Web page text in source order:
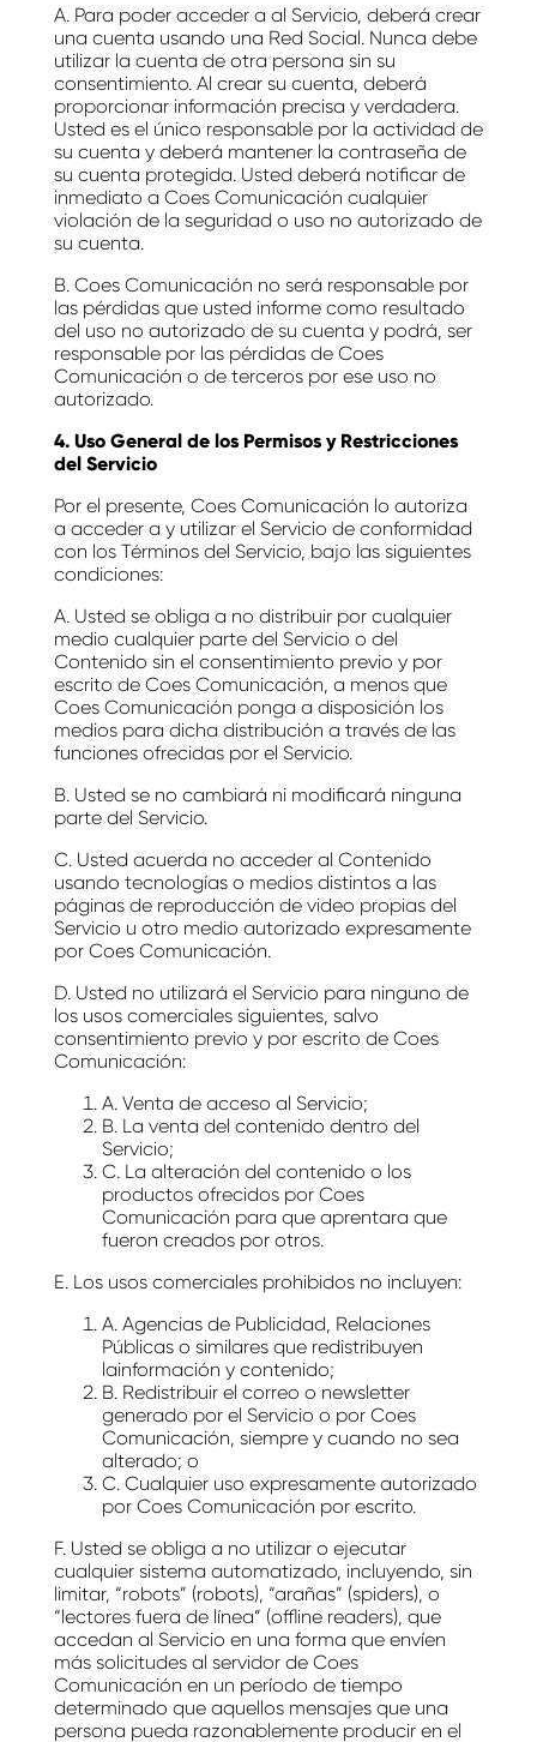
A. Para poder acceder a al Servicio, deberá crear
una cuenta usando una Red Social. Nunca debe
utilizar la cuenta de otra persona sin su
consentimiento. Al crear su cuenta, deberá
proporcionar información precisa y verdadera.
Usted es el único responsable por la actividad de
su cuenta y deberá mantener la contraseña de
su cuenta protegida. Usted deberá notificar de
inmediato a Coes Comunicación cualquier
violación de la seguridad o uso no autorizado de
su cuenta.
B. Coes Comunicación no será responsable por
las pérdidas que usted informe como resultado
del uso no autorizado de su cuenta y podrá, ser
responsable por las pérdidas de Coes
Comunicación o de terceros por ese uso no
autorizado.
4. Uso General de los Permisos y Restricciones
del Servicio
Por el presente, Coes Comunicación lo autoriza
a acceder a y utilizar el Servicio de conformidad
con los Términos del Servicio, bajo las siguientes
condiciones:
A. Usted se obliga a no distribuir por cualquier
medio cualquier parte del Servicio o del
Contenido sin el consentimiento previo y por
escrito de Coes Comunicación, a menos que
Coes Comunicación ponga a disposición los
medios para dicha distribución a través de las
funciones ofrecidas por el Servicio.
B. Usted se no cambiará ni modificará ninguna
parte del Servicio.
C. Usted acuerda no acceder al Contenido
usando tecnologías o medios distintos a las
páginas de reproducción de video propias del
Servicio u otro medio autorizado expresamente
por Coes Comunicación.
D. Usted no utilizará el Servicio para ninguno de
los usos comerciales siguientes, salvo
consentimiento previo y por escrito de Coes
Comunicación:
A. Venta de acceso al Servicio;
B. La venta del contenido dentro del
Servicio;
C. La alteración del contenido o los
productos ofrecidos por Coes
Comunicación para que aprentara que
fueron creados por otros.
E. Los usos comerciales prohibidos no incluyen:
A. Agencias de Publicidad, Relaciones
Públicas o similares que redistribuyen
lainformación y contenido;
B. Redistribuir el correo o newsletter
generado por el Servicio o por Coes
Comunicación, siempre y cuando no sea
alterado; o
C. Cualquier uso expresamente autorizado
por Coes Comunicación por escrito.
F. Usted se obliga a no utilizar o ejecutar
cualquier sistema automatizado, incluyendo, sin
limitar, “robots” (robots), “arañas” (spiders), o
“lectores fuera de línea” (offline readers), que
accedan al Servicio en una forma que envíen
más solicitudes al servidor de Coes
Comunicación en un período de tiempo
determinado que aquellos mensajes que una
persona pueda razonablemente producir en el